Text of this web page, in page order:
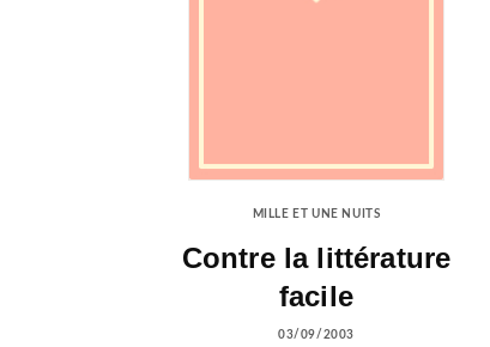
MILLE ET UNE NUITS
Contre la littérature
facile
03/09/2003